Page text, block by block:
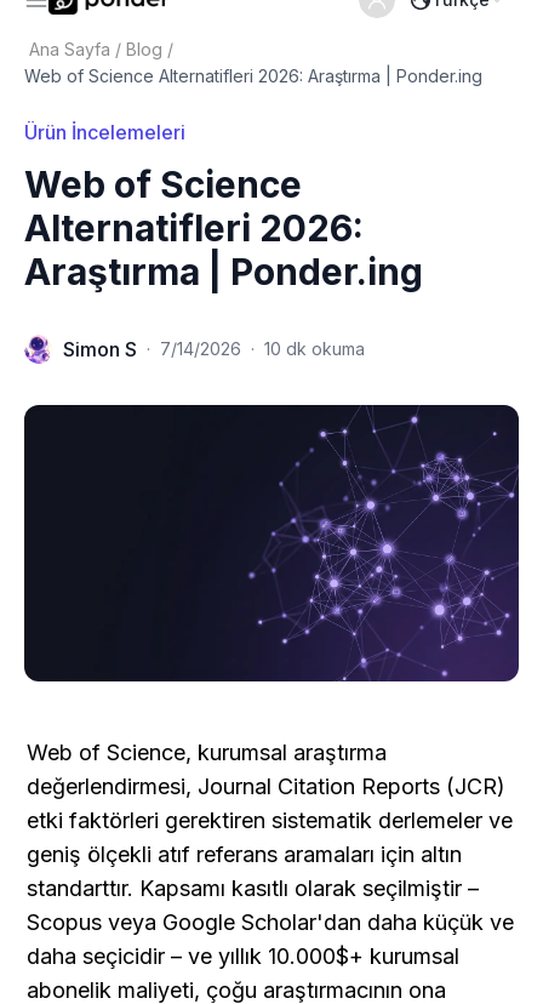
Ana Sayfa / Blog /
Web of Science Alternatifleri 2026: Araştırma | Ponder.ing
Ürün İncelemeleri
Web of Science
Alternatifleri 2026:
Araştırma | Ponder.ing
Simon S · 7/14/2026 · 10 dk okuma
Web of Science, kurumsal araştırma
değerlendirmesi, Journal Citation Reports (JCR)
etki faktörleri gerektiren sistematik derlemeler ve
geniş ölçekli atıf referans aramaları için altın
standarttır. Kapsamı kasıtlı olarak seçilmiştir –
Scopus veya Google Scholar'dan daha küçük ve
daha seçicidir – ve yıllık 10.000$+ kurumsal
abonelik maliyeti, çoğu araştırmacının ona